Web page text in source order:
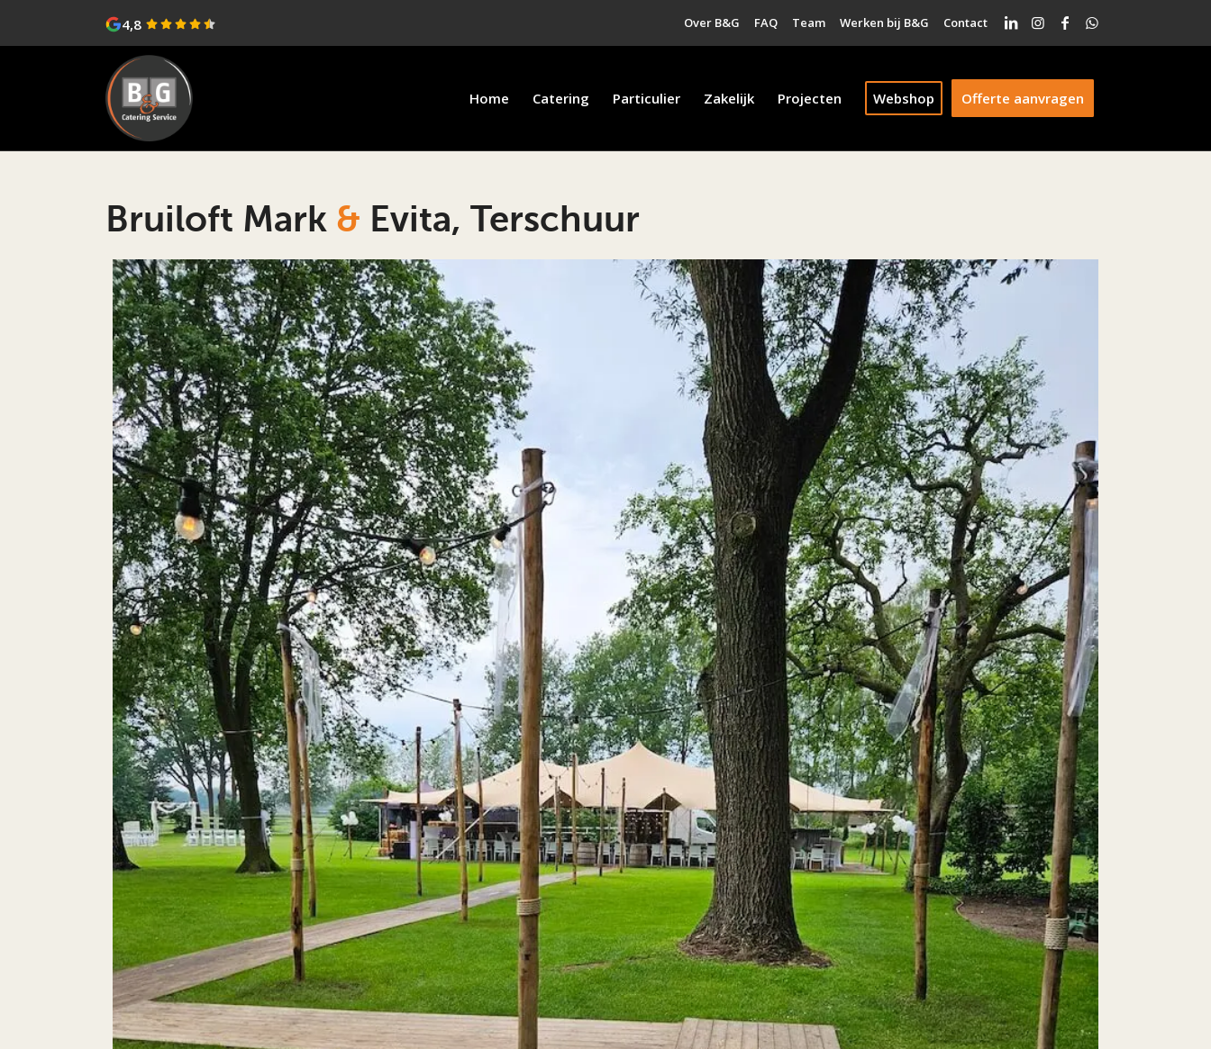
Over B&G FAQ Team Werken bij B&G Contact
4,8
Home Catering Particulier Zakelijk Projecten Webshop Offerte aanvragen
Bruiloft Mark & Evita, Terschuur